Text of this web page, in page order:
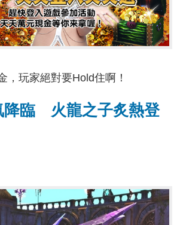
，玩家絕對要Hold住啊！
降臨 火龍之子炙熱登